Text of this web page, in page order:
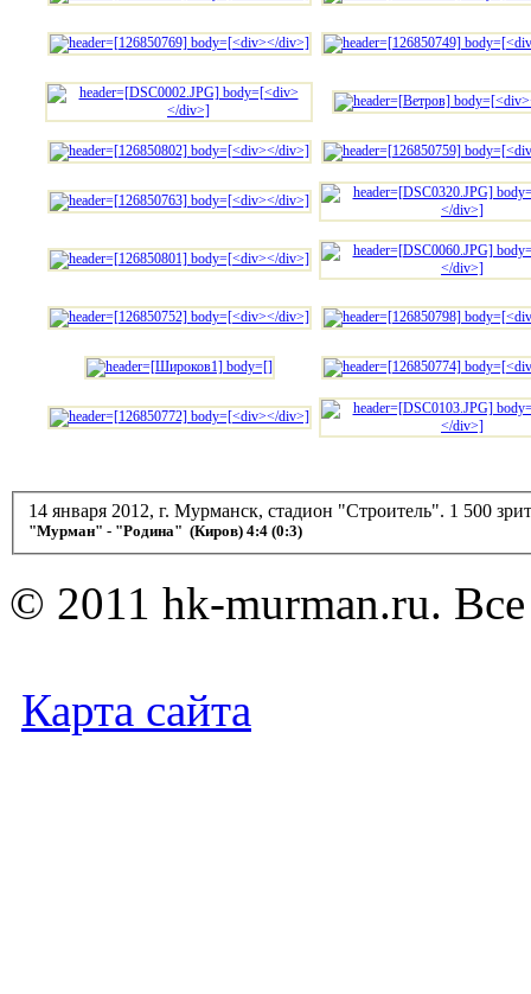
14 января 2012, г. Мурманск, стадион "Строитель". 1 500
"Мурман" - "Родина" (Киров) 4:4 (0:3)
© 2011 hk-
Карта сайта